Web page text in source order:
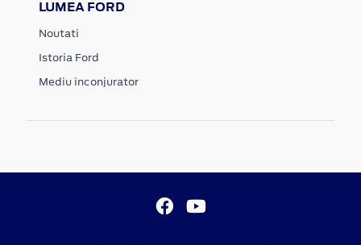
LUMEA FORD
Noutati
Istoria Ford
Mediu inconjurator